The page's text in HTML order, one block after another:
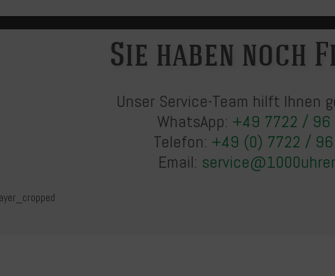
Sie haben noch
Unser Service-Team hilft Ihnen
WhatsApp: +49 7722 / 96
Telefon: +49 (0) 7722 / 96
Email: